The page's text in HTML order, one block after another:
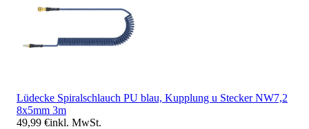
Lüdecke Spiralschlauch PU blau, Kupplung u Stecker NW7,2
8x5mm 3m
49,99 €inkl. MwSt.